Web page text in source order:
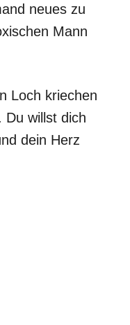
neues zu
Mann
Loch kriechen
Du willst dich
dein Herz